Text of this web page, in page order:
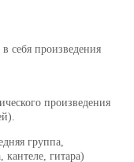
себя произведения
произведения
группа,
кантеле, гитара)